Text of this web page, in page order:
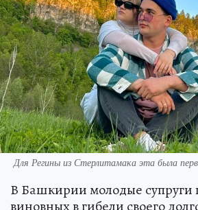
Для Регины из Стерлитамака эта была
В Башкирии молодые супруги
виновных в гибели своего